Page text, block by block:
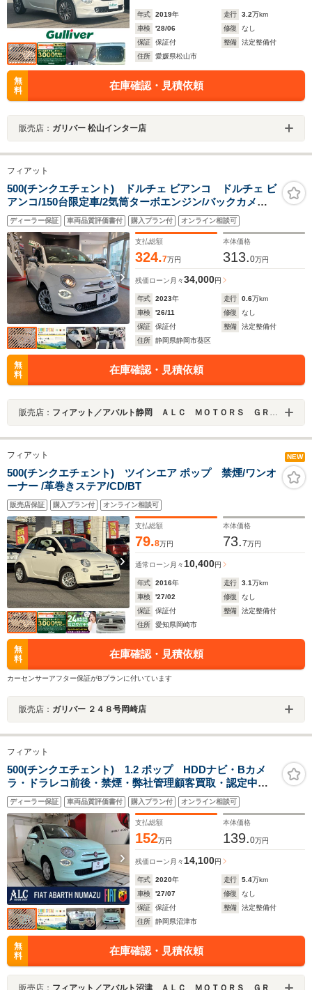
年式 2019年 走行 3.2万km
車検
'28/06 修復
なし
保証
保証付 整備
法定整備付
住所
愛媛県松山市
無
料
在庫確認・見積依頼
販売店： ガリバー 松山インター店
フィアット
500(チンクエチェント) ドルチェ ビアンコ ドルチェ ビ
アンコ/150台限定車/2気筒ターボエンジン/バックカメラ
あり/ボサノバホワイト/ETC/パドルシフト/クルーズコン
トロール/オートエアコン/ツートンハーフレザーシート
ディーラー保証 車両品質評価書付 購入プラン付 オンライン相談可
支払総額
324.7万円
本体価格
313.0万円
残価ローン 月々34,000円
年式 2023年 走行 0.6万km
車検
'26/11 修復
なし
保証
保証付 整備
法定整備付
住所
静岡県静岡市葵区
無
料
在庫確認・見積依頼
販売店： フィアット／アバルト静岡 ＡＬＣ ＭＯＴＯＲＳ ＧＲＯＵＰ
フィアット NEW
500(チンクエチェント) ツインエア ポップ 禁煙/ワンオ
ーナー /革巻きステア/CD/BT
販売店保証 購入プラン付 オンライン相談可
支払総額
79.8万円
本体価格
73.7万円
通常ローン 月々 10,400円
年式 2016年 走行 3.1万km
車検
'27/02 修復
なし
保証
保証付 整備
法定整備付
住所
愛知県岡崎市
無
料
在庫確認・見積依頼
カーセンサーアフター保証がBプランに付いています
販売店： ガリバー ２４８号岡崎店
フィアット
500(チンクエチェント) 1.2 ポップ HDDナビ・Bカメ
ラ・ドラレコ前後・禁煙・弊社管理顧客買取・認定中古
車保証1年
ディーラー保証 車両品質評価書付 購入プラン付 オンライン相談可
支払総額
152万円
本体価格
139.0万円
残価ローン 月々 14,100円
年式 2020年 走行 5.4万km
車検
'27/07 修復
なし
保証
保証付 整備
法定整備付
住所
静岡県沼津市
無
料
在庫確認・見積依頼
販売店： フィアット／アバルト沼津 ＡＬＣ ＭＯＴＯＲＳ ＧＲＯＵＰ